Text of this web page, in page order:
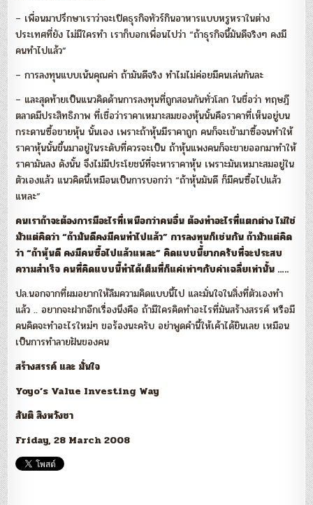
– เพื่อนมาปรึกษาเราว่าจะเปิดธุรกิจทัวร์กินอาหารแบบหรูหราในต่าง
ประเทศที่ยัง ไม่มีใครทำ เราก็บอกเพื่อนไปว่า “ถ้าธุรกิจนี้มันดีจริงๆ คงมี
คนทำไปแล้ว”
– การลงทุนแบบเน้นคุณค่า ถ้ามันดีจริง ทำไมไม่ค่อยมีคนเล่นกันละ
– และสุดท้ายเป็นแนวคิดด้านการลงทุนที่ถูกสอนกันทั่วโลก ในชื่อว่า ทฤษฎี
ตลาดมีประสิทธิภาพ ที่เชื่อว่าราคาเหมาะสมของหุ้นนั้นคือราคาที่เห็นอยู่บน
กระดานซื้อขายหุ้น นั้นเอง เพราะถ้าหุ้นมีราคาถูก คนก็จะเข้ามาซื้อจนทำให้
ราคาหุ้นนั้นขึ้นมาอยู่ในระดับที่ควรจะเป็น ถ้าหุ้นแพงคนก็จะขายออกมาทำให้
ราคามันลง ดังนั้น จึงไม่มีประโยชน์ที่จะหาราคาหุ้น เพราะมันเหมาะสมอยู่ใน
ตัวเองแล้ว แนวคิดนี้เหมือนเป็นการบอกว่า “ถ้าหุ้นมันดี ก็มีคนซื้อไปแล้ว
แหละ”
คนเราถ้าจะต้องการมีอะไรที่เหนือกว่าคนอื่น ต้องทำอะไรที่แตกต่าง ไม่ใช่
มัวแต่คิดว่า “ถ้ามันดีคงมีคนทำไปแล้ว” การลงทุนก็เช่นกัน ถ้ามัวแต่คิด
ว่า “ถ้าหุ้นดี คงมีคนซื้อไปแล้วแหละ” คิดแบบนี้ยากครับที่จะประสบ
ความสำเร็จ คนที่คิดแบบนี้ทำได้เต็มที่ก็แค่เท่าๆกับค่าเฉลี่ยเท่านั้น …..
ปล.นอกจากที่ผมอยากให้ลืมความคิดแบบนี้ไป และมั่นใจในสิ่งที่ตัวเองทำ
แล้ว .. อยากจะฝากอีกเรื่องนึงคือ ถ้ามีใครคิดทำอะไรที่มันสร้างสรรค์ หรือมี
คนคิดจะทำอะไรใหม่ๆ ขอร้องนะครับ อย่าพูดคำนี้ให้เค้าได้ยินเลย เหมือน
เป็นการทำลายฝันของคน
สร้างสรรค์ และ มั่นใจ
Yoyo’s Value Investing Way
สันติ สิงหวังชา
Friday, 28 March 2008